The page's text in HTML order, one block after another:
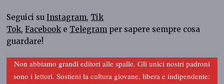
Seguici suInstagram, Tik
Tok,Facebook e Telegram per sapere sempre cosa
guardare!
Non abbiamo grandi editori alle spalle. Gli unici nostri padroni
sono i lettori. Sostieni la cultura giovane, libera e indipendente: